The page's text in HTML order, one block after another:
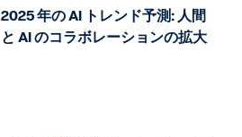
2025 年の AI トレンド予測: 人間
と AI のコラボレーションの拡大